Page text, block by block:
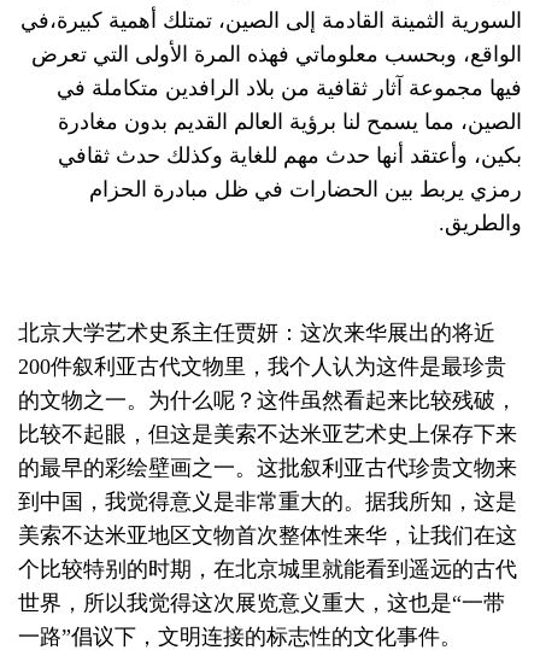
السورية الثمينة القادمة إلى الصين، تمتلك أهمية كبيرة،في
الواقع، وبحسب معلوماتي فهذه المرة الأولى التي تعرض
فيها مجموعة آثار ثقافية من بلاد الرافدين متكاملة في
الصين، مما يسمح لنا برؤية العالم القديم بدون مغادرة
بكين، وأعتقد أنها حدث مهم للغاية وكذلك حدث ثقافي
رمزي يربط بين الحضارات في ظل مبادرة الحزام
والطريق.
北京大学艺术史系主任贾妍：这次来华展出的将近
200件叙利亚古代文物里，我个人认为这件是最珍贵
的文物之一。为什么呢？这件虽然看起来比较残破，
比较不起眼，但这是美索不达米亚艺术史上保存下来
的最早的彩绘壁画之一。这批叙利亚古代珍贵文物来
到中国，我觉得意义是非常重大的。据我所知，这是
美索不达米亚地区文物首次整体性来华，让我们在这
个比较特别的时期，在北京城里就能看到遥远的古代
世界，所以我觉得这次展览意义重大，这也是“一带
一路”倡议下，文明连接的标志性的文化事件。